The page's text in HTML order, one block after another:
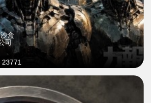
盒
司
23771